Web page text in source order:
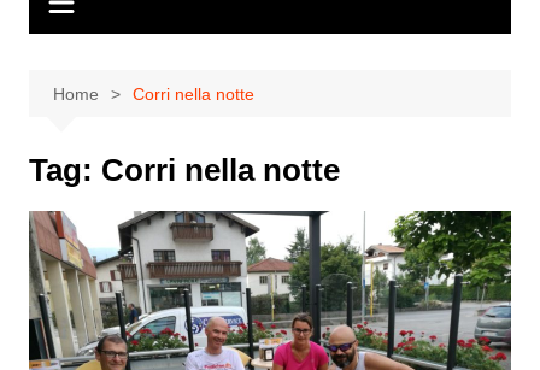
Home Corri nella notte
Tag: Corri nella notte